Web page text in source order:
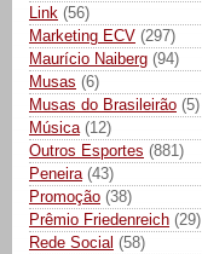
Link (56)
Marketing ECV (297)
Maurício Naiberg (94)
Musas (6)
Musas do Brasileirão (5)
Música (12)
Outros Esportes (881)
Peneira (43)
Promoção (38)
Prêmio Friedenreich (29)
Rede Social (58)